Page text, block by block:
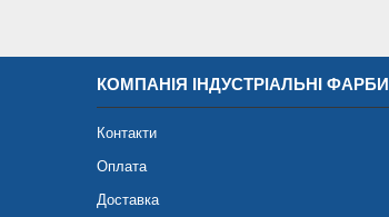
КОМПАНІЯ ІНДУСТРІАЛЬНІ ФАРБИ
Контакти
Оплата
Доставка